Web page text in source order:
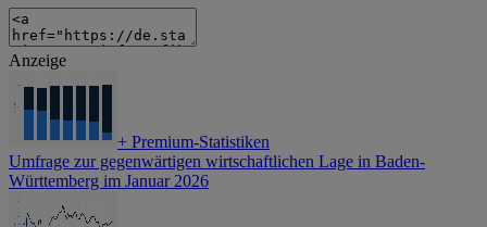
Anzeige
+ Premium-Statistiken
Umfrage zur gegenwärtigen wirtschaftlichen Lage in Baden-
Württemberg im Januar 2026